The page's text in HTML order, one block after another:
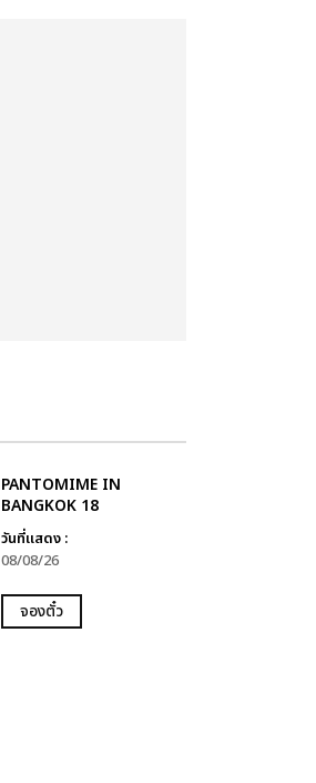
PANTOMIME IN
BANGKOK 18
วันที่แสดง :
08/08/26
จองตั๋ว